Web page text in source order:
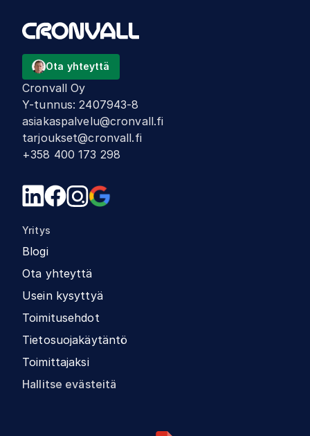
Ota yhteyttä
Cronvall Oy
Y-tunnus:2407943-8
asiakaspalvelu@cronvall.fi
tarjoukset@cronvall.fi
+358 400 173 298
Yritys
Blogi
Ota yhteyttä
Usein kysyttyä
Toimitusehdot
Tietosuojakäytäntö
Toimittajaksi
Hallitse evästeitä